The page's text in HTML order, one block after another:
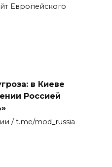
Европейского
в Киеве
Россией
/ t.me/mod_russia